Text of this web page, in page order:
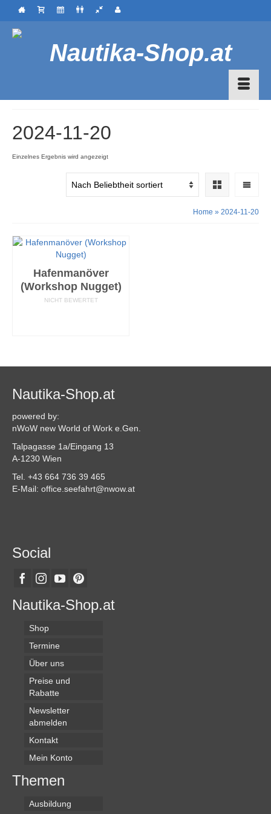
2024-11-20
Einzelnes Ergebnis wird angezeigt
Home » 2024-11-20
Hafenmanöver
(Workshop Nugget)
NICHT BEWERTET
Nautika-Shop.at
powered by:
nWoW new World of Work e.Gen.
Talpagasse 1a/Eingang 13
A-1230 Wien
Tel. +43 664 736 39 465
E-Mail: office.seefahrt@nwow.at
Social
Nautika-Shop.at
Shop
Termine
Über uns
Preise und
Rabatte
Newsletter
abmelden
Kontakt
Mein Konto
Themen
Ausbildung